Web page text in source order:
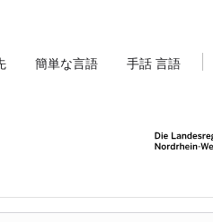
簡単な言語 手話 言語